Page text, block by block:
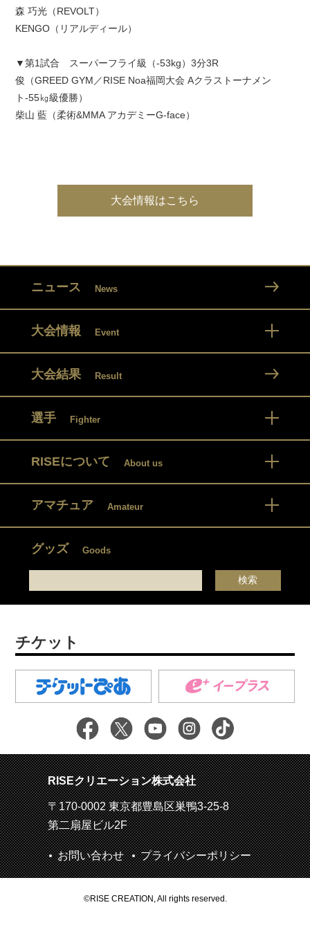
森 巧光（REVOLT）
KENGO（リアルディール）
▼第1試合 スーパーフライ級（-53kg）3分3R
俊（GREED GYM／RISE Noa福岡大会 Aクラストーナメン
ト-55㎏級優勝）
柴山 藍（柔術&MMA アカデミーG-face）
大会情報はこちら
ニュース News
大会情報 Event
大会結果 Result
選手 Fighter
RISEについて About us
アマチュア Amateur
グッズ Goods
チケット
RISEクリエーション株式会社
〒170-0002 東京都豊島区巣鴨3-25-8
第二扇屋ビル2F
お問い合わせ プライバシーポリシー
©RISE CREATION, All rights reserved.